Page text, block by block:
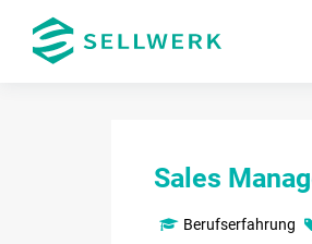
Sales
Berufserfahrung